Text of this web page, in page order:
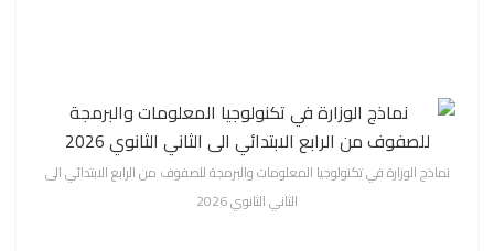
نماذج الوزارة في تكنولوجيا المعلومات والبرمجة للصفوف من الرابع الابتدائي الى
الثاني الثانوي 2026